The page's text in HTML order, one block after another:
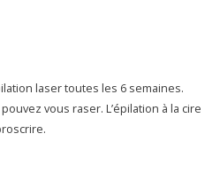
laser toutes les 6 semaines.
vous raser. L’épilation à la cire